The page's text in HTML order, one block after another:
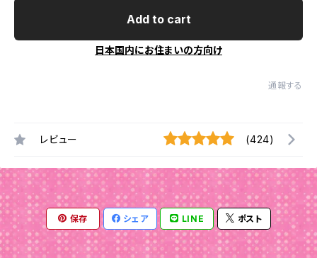
Add to cart
日本国内にお住まいの方向け
通報する
レビュー (424)
保存 シェア LINE ポスト